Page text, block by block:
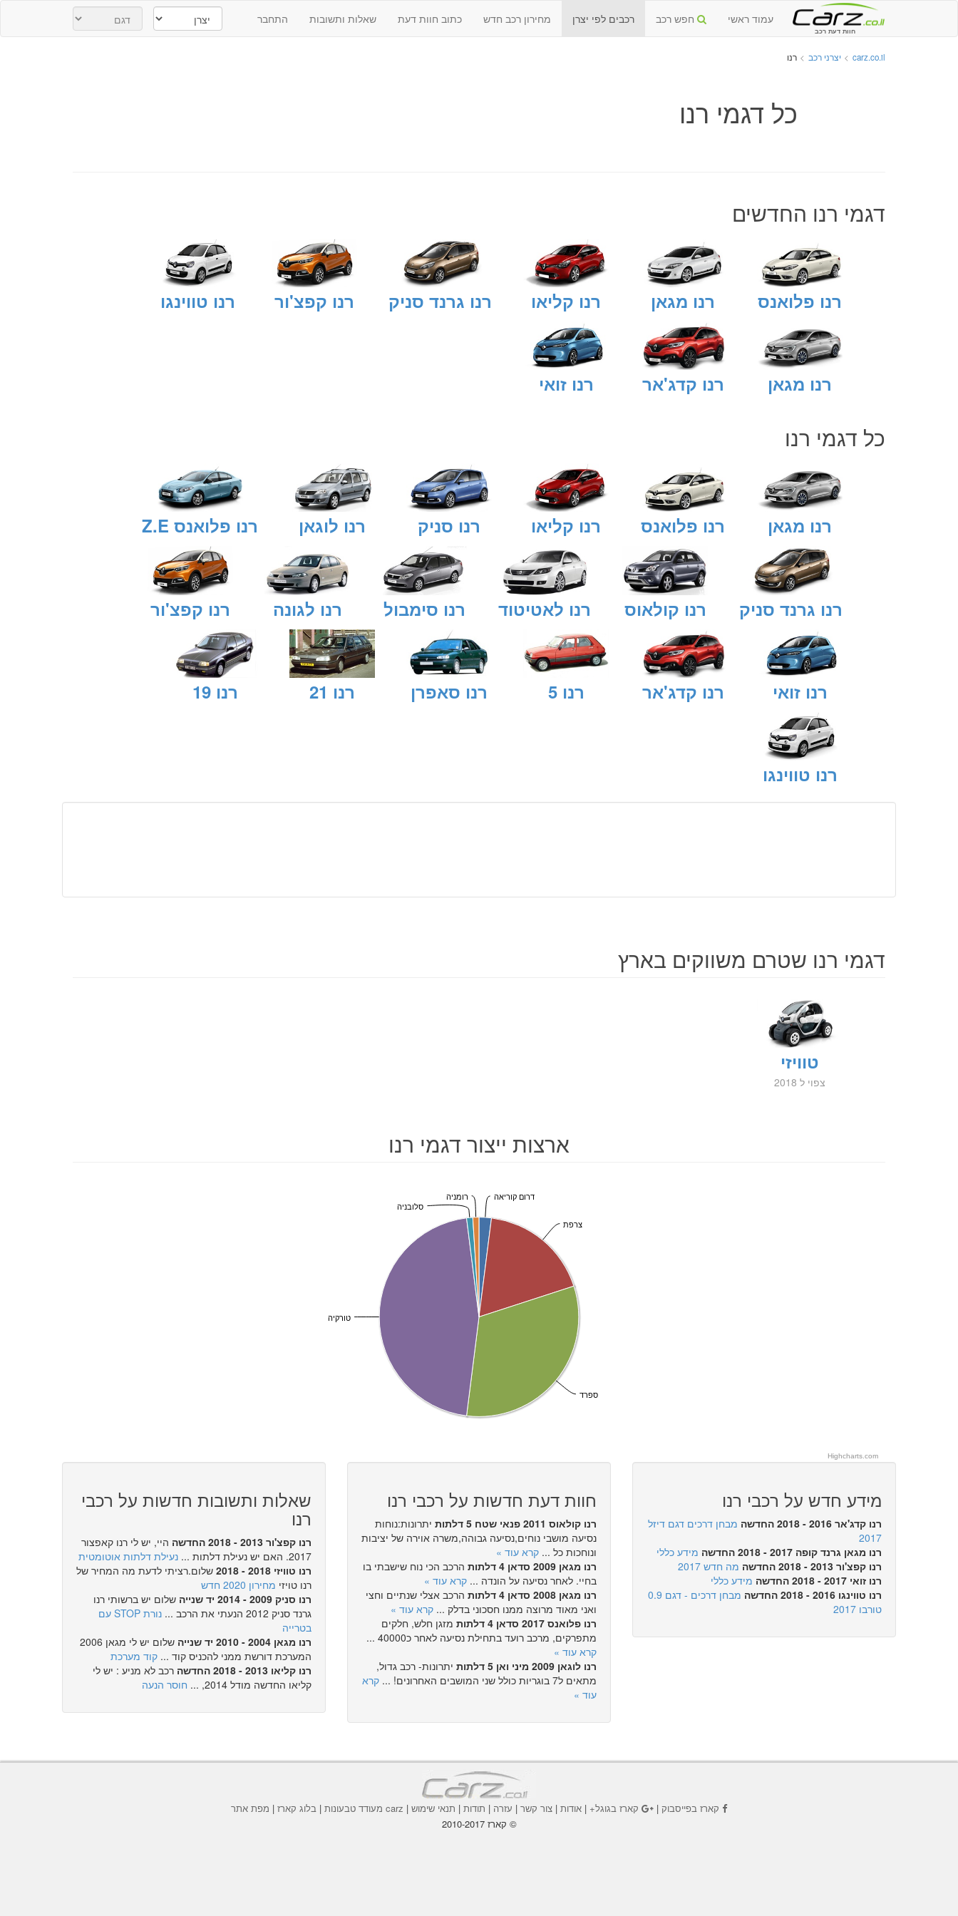
חוות דעת רכב
עמוד ראשי חפש רכב רכבים לפי יצרן מחירון רכב חדש כתוב חוות דעת שאלות ותשובות התחבר
carz.co.il
> יצרני רכב > רנו
כל דגמי רנו
דגמי רנו החדשים
רנו פלואנס רנו מגאן רנו קליאו רנו גרנד סניק רנו קפצ'ור רנו טווינגו
רנו מגאן רנו קדג'אר רנו זואי
כל דגמי רנו
רנו מגאן רנו פלואנס רנו קליאו רנו סניק רנו לוגאן רנו פלואנס Z.E
רנו גרנד סניק רנו קולאוס רנו לאטיטוד רנו סימבול רנו לגונה רנו קפצ'ור
רנו זואי רנו קדג'אר רנו 5 רנו סאפרן רנו 21 רנו 19
רנו טווינגו
דגמי רנו שטרם משווקים בארץ
טוויזי
צפוי ל 2018
ארצות ייצור דגמי רנו
דרום קוריאה
צרפת
ספרד
טורקיה
סלובניה
רומניה
Highcharts.com
מידע חדש על רכבי רנו
רנו קדג'אר 2016 - 2018 החדשה
מבחן דרכים דגם דיזל
2017
רנו מגאן גרנד קופה 2017 - 2018 החדשה
מידע כללי
רנו קפצ'ור 2013 - 2018 החדשה
מה חדש 2017
רנו זואי 2017 - 2018 החדשה
מידע כללי
רנו טווינגו 2016 - 2018 החדשה
מבחן דרכים - דגם 0.9
טורבו 2017
חוות דעת חדשות על רכבי רנו
רנו קולאוס 2011 פנאי שטח 5 דלתות
יתרונות:נוחות
נסיעה מושבי נוחים,נסיעה גבוהה,משרה אוירה של יציבות
ונוחכות כל ... קרא עוד »
רנו מגאן 2009 סדאן 4 דלתות
הרכב הכי נוח שישבתי בו
בחיי. לאחר נסיעה על הונדה ... קרא עוד »
רנו מגאן 2008 סדאן 4 דלתות
הרכב אצלי שנתיים וחצי
ואני מאוד מרוצה ממנו חסכוני בדלק ... קרא עוד »
רנו פלואנס 2017 סדאן 4 דלתות
מזגן חלש, חלקים
מתפרקים, מרכב רועד בתחילת נסיעה לאחר כ40000 ...
קרא עוד »
רנו לוגאן 2009 מיני ואן 5 דלתות
יתרונות- רכב גדול,
מתאים ל7 בוגריות כולל שני המושבים האחרונים! ...
קרא
עוד »
שאלות ותשובות חדשות על רכבי
רנו
רנו קפצ'ור 2013 - 2018 החדשה
היי, יש לי רנו קאפצור
2017. האם יש נעילת דלתות ...
נעילת דלתות אוטומטית
רנו טוויזי 2018 - 2018
שלום.רציתי לדעת מה המחיר של
רנו טויזי מחירון 2020 חדש
רנו סניק 2009 - 2014 יד שנייה
שלום יש ברשותי רנו
גרנד סניק 2012 הנעתי את הרכב ...
נורת STOP עם
בטרייה
רנו מגאן 2004 - 2010 יד שנייה
שלום יש לי מגאן 2006
המערכת דורשת ממני להכניס קוד ... קוד מערכת
רנו קליאו 2013 - 2018 החדשה
רכב לא מניע : יש לי
קליאו החדשה מודל 2014, ...
חוסר הנעה
קארז בפייסבוק | קארז בגוגל+ | אודות | צור קשר | עזרה | תודות | תנאי שימוש | carz מעודד טבעונות | בלוג קארז | מפת אתר
© קארז 2010-2017